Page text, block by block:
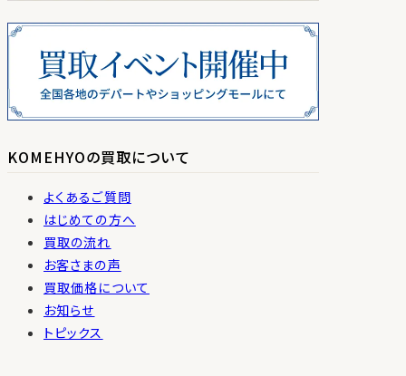
KOMEHYOの買取について
よくあるご質問
はじめての方へ
買取の流れ
お客さまの声
買取価格について
お知らせ
トピックス